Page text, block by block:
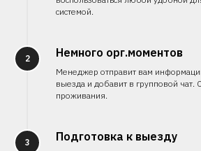
системой.
2 Немного орг.моментов
Менеджер отправит вам
выезда и добавит в групповой чат.
проживания.
3 Подготовка к выезду